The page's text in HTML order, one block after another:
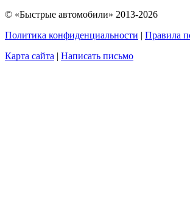
© «Быстрые автомобили» 2013-2026
Политика конфиденциальности | Правила
Карта сайта | Написать письмо